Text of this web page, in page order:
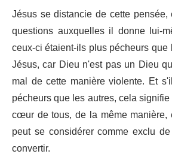
Jésus se distancie de cette
questions auxquelles il donne lui-
ceux-ci étaient-ils plus pécheurs
Jésus, car Dieu n'est pas un Dieu
mal de cette manière violente. Et
pécheurs que les autres, cela
cœur de tous, de la même
peut se considérer comme exclu
convertir.